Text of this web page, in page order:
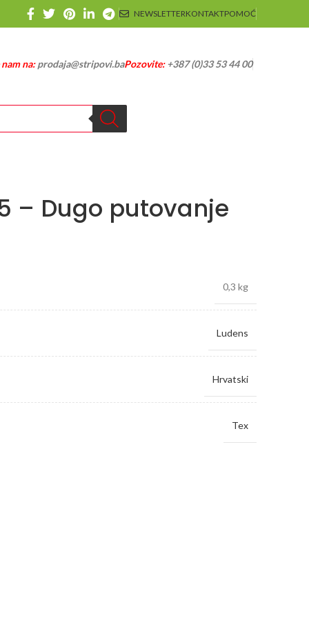
NEWSLETTERKONTAKTPOMOĆ
na:prodaja@stripovi.baPozovite:+387 (0)33 53 44 00
– Dugo putovanje
0,3 kg
Ludens
Hrvatski
Tex